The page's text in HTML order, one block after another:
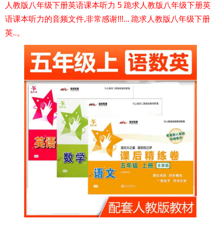
人教版八年级下册英语课本听力 5 跪求人教版八年级下册英
语课本听力的音频文件,非常感谢!!!... 跪求人教版八年级下册
英..。